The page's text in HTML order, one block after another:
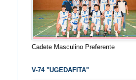
Cadete Masculino Preferente
V-74 "UGEDAFITA"